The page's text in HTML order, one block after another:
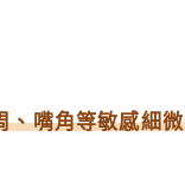
、嘴角等敏感細